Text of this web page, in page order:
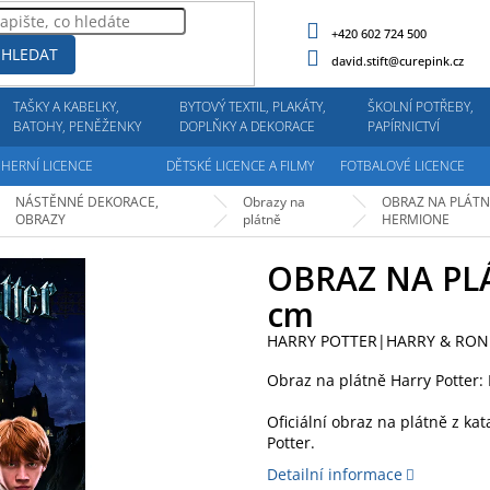
HLEDAT
+420 602 724 500
david.stift@curepink.cz
TAŠKY A KABELKY,
BATOHY, PENĚŽENKY
BYTOVÝ TEXTIL, PLAKÁTY,
DOPLŇKY A DEKORACE
ŠKOLNÍ POTŘEBY,
PAPÍRNICTVÍ
HERNÍ LICENCE DĚTSKÉ LICENCE A FILMY FOTBALOVÉ LICENCE
NÁSTĚNNÉ DEKORACE,
OBRAZY
Obrazy na
plátně
OBRAZ NA
HERMIONE
OBRAZ NA
cm
HARRY POTTER|HARRY &
Obraz na plátně Harry Potter:
Oficiální obraz na plátně z
Potter.
Detailní informace